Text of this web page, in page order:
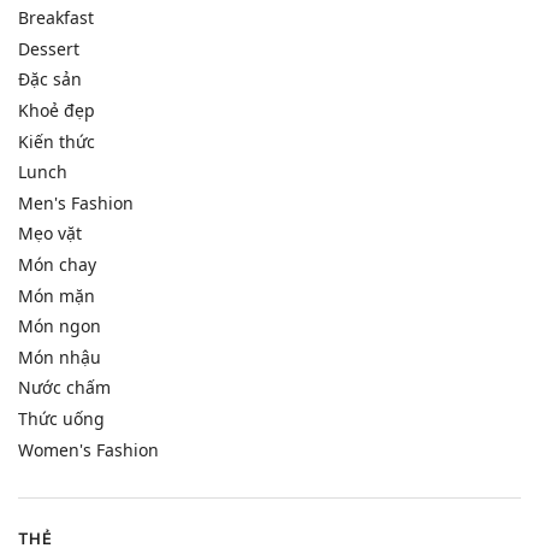
Breakfast
Dessert
Đặc sản
Khoẻ đẹp
Kiến thức
Lunch
Men's Fashion
Mẹo vặt
Món chay
Món mặn
Món ngon
Món nhậu
Nước chấm
Thức uống
Women's Fashion
THẺ